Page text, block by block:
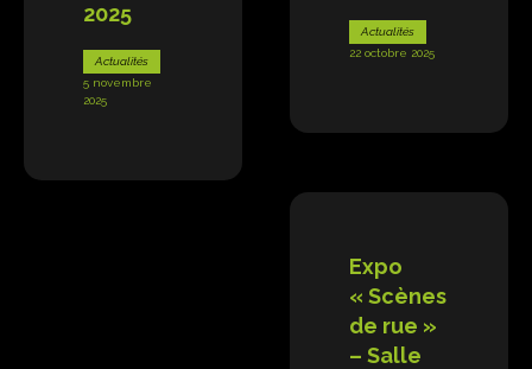
2025
Actualités
5 novembre
2025
Actualités
22 octobre 2025
Expo
« Scènes
de rue »
– Salle